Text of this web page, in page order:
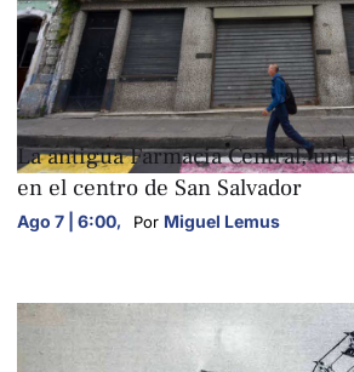
FOTOGALERÍAS
La antigua Farmacia Central, un
en el centro de San Salvador
Ago 7 | 6:00, Por Miguel Lemus